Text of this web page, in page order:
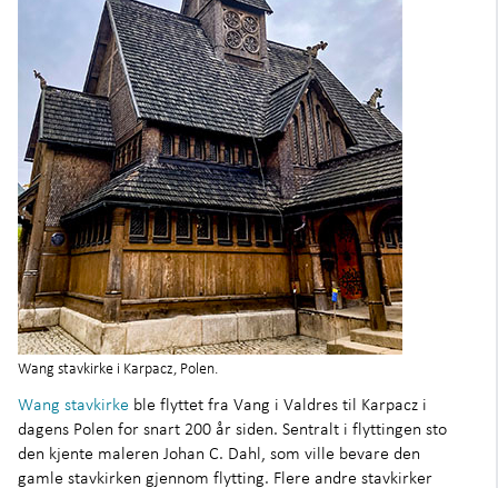
Wang stavkirke i Karpacz, Polen.
Wang stavkirke ble flyttet fra Vang i Valdres til Karpacz i
dagens Polen for snart 200 år siden. Sentralt i flyttingen sto
den kjente maleren Johan C. Dahl, som ville bevare den
gamle stavkirken gjennom flytting. Flere andre stavkirker